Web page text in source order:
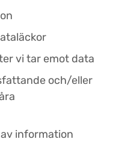
vi tar emot data
och/eller
information